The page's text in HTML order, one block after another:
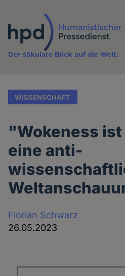
Inhalt
Der säkulare Blick auf die Welt.
WISSENSCHAFT
"Wokeness
eine anti-
Florian Schwarz
26.05.2023